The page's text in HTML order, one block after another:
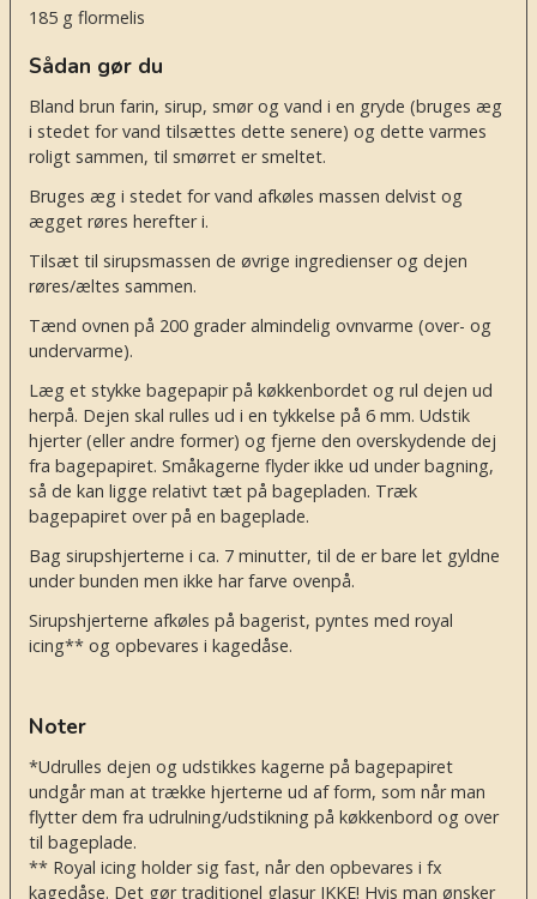
185 g flormelis
Sådan gør du
Bland brun farin, sirup, smør og vand i en gryde (bruges æg
i stedet for vand tilsættes dette senere) og dette varmes
roligt sammen, til smørret er smeltet.
Bruges æg i stedet for vand afkøles massen delvist og
ægget røres herefter i.
Tilsæt til sirupsmassen de øvrige ingredienser og dejen
røres/æltes sammen.
Tænd ovnen på 200 grader almindelig ovnvarme (over- og
undervarme).
Læg et stykke bagepapir på køkkenbordet og rul dejen ud
herpå. Dejen skal rulles ud i en tykkelse på 6 mm. Udstik
hjerter (eller andre former) og fjerne den overskydende dej
fra bagepapiret. Småkagerne flyder ikke ud under bagning,
så de kan ligge relativt tæt på bagepladen. Træk
bagepapiret over på en bageplade.
Bag sirupshjerterne i ca. 7 minutter, til de er bare let gyldne
under bunden men ikke har farve ovenpå.
Sirupshjerterne afkøles på bagerist, pyntes med royal
icing** og opbevares i kagedåse.
Noter
*Udrulles dejen og udstikkes kagerne på bagepapiret
undgår man at trække hjerterne ud af form, som når man
flytter dem fra udrulning/udstikning på køkkenbord og over
til bageplade.
** Royal icing holder sig fast, når den opbevares i fx
kagedåse. Det gør traditionel glasur IKKE! Hvis man ønsker